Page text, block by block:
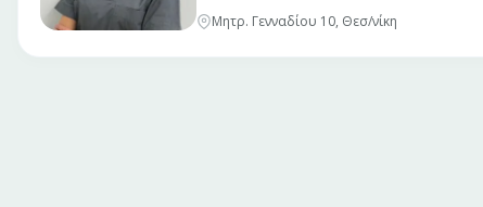
Μητρ. Γενναδίου 10, Θεσ/νίκη